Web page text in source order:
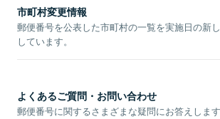
市町村変更情報
郵便番号を公表した市町村の一覧を実施日の新
しています。
よくあるご質問・お問い合わせ
郵便番号に関するさまざまな疑問にお答えします